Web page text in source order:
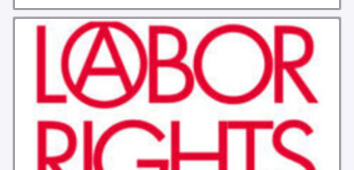
ANARCHISTISCH COLLECTIEF BRUGGE
VB AMSTERDAM
VRIJ COLLECTIEF KORTRIJK
LEUVENSE ANARCHISTISCHE GROEP